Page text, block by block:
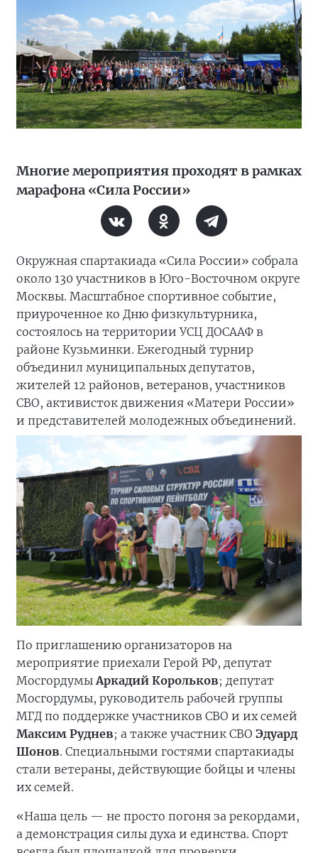
Многие мероприятия проходят в рамках
марафона «Сила России»
Окружная спартакиада «Сила России» собрала
около 130 участников в Юго-Восточном округе
Москвы. Масштабное спортивное событие,
приуроченное ко Дню физкультурника,
состоялось на территории УСЦ ДОСААФ в
районе Кузьминки. Ежегодный турнир
объединил муниципальных депутатов,
жителей 12 районов, ветеранов, участников
СВО, активисток движения «Матери России»
и представителей молодежных объединений.
По приглашению организаторов на
мероприятие приехали Герой РФ, депутат
МосгордумыАркадий Корольков; депутат
Мосгордумы, руководитель рабочей группы
МГД по поддержке участников СВО и их семей
Максим Руднев; а также участник СВО Эдуард
Шонов. Специальными гостями спартакиады
стали ветераны, действующие бойцы и члены
их семей.
«Наша цель — не просто погоня за рекордами,
а демонстрация силы духа и единства. Спорт